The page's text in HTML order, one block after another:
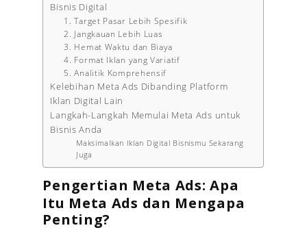
Bisnis Digital
1. Target Pasar Lebih Spesifik
2. Jangkauan Lebih Luas
3. Hemat Waktu dan Biaya
4. Format Iklan yang Variatif
5. Analitik Komprehensif
Kelebihan Meta Ads Dibanding Platform
Iklan Digital Lain
Langkah-Langkah Memulai Meta Ads untuk
Bisnis Anda
Maksimalkan Iklan Digital Bisnismu Sekarang
Juga
Pengertian Meta Ads: Apa
Itu Meta Ads dan Mengapa
Penting?